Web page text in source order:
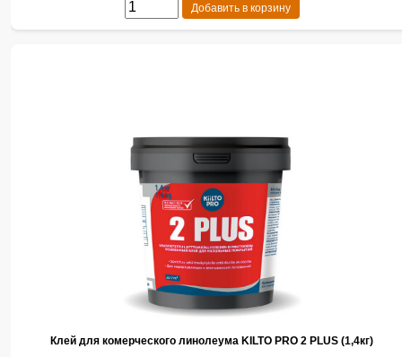
Добавить в корзину
Клей для комерческого линолеума KILTO PRO 2 PLUS (1,4кг)